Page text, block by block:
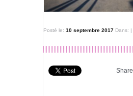
Posté le: 10 septembre 2017 Dans: |
Share